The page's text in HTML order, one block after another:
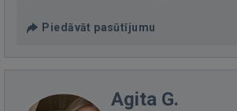
Piedāvāt pasūtījumu
Agita G.